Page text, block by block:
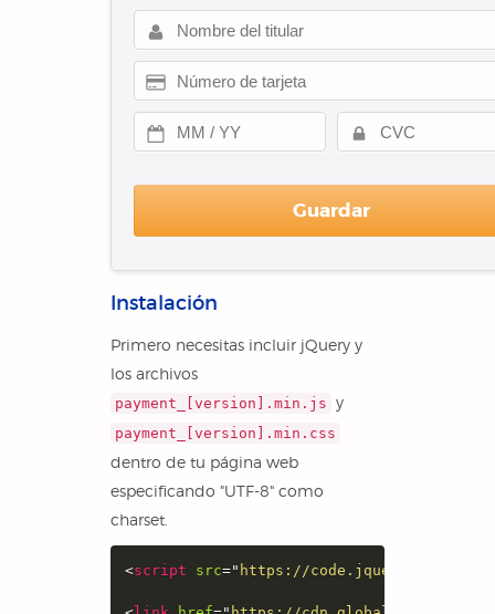
Guardar
Instalación
Primero necesitas incluir jQuery y
los archivos
payment_[version].min.js y
payment_[version].min.css
dentro de tu página web
especificando "UTF-8" como
charset.
<script src=" https://code.jquery.com/